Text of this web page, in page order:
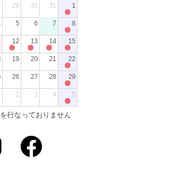
29 30 31 1
5 6 7 8
12 13 14 15
19 20 21 22
26 27 28 29
2 3 4 5
行なっておりません